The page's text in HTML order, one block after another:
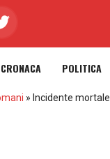
CRONACA POLITICA
» Incidente